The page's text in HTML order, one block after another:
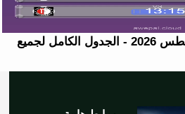
مباريات الغد الأحد 09 أغسطس 2026 - الجدول الكامل لجميع